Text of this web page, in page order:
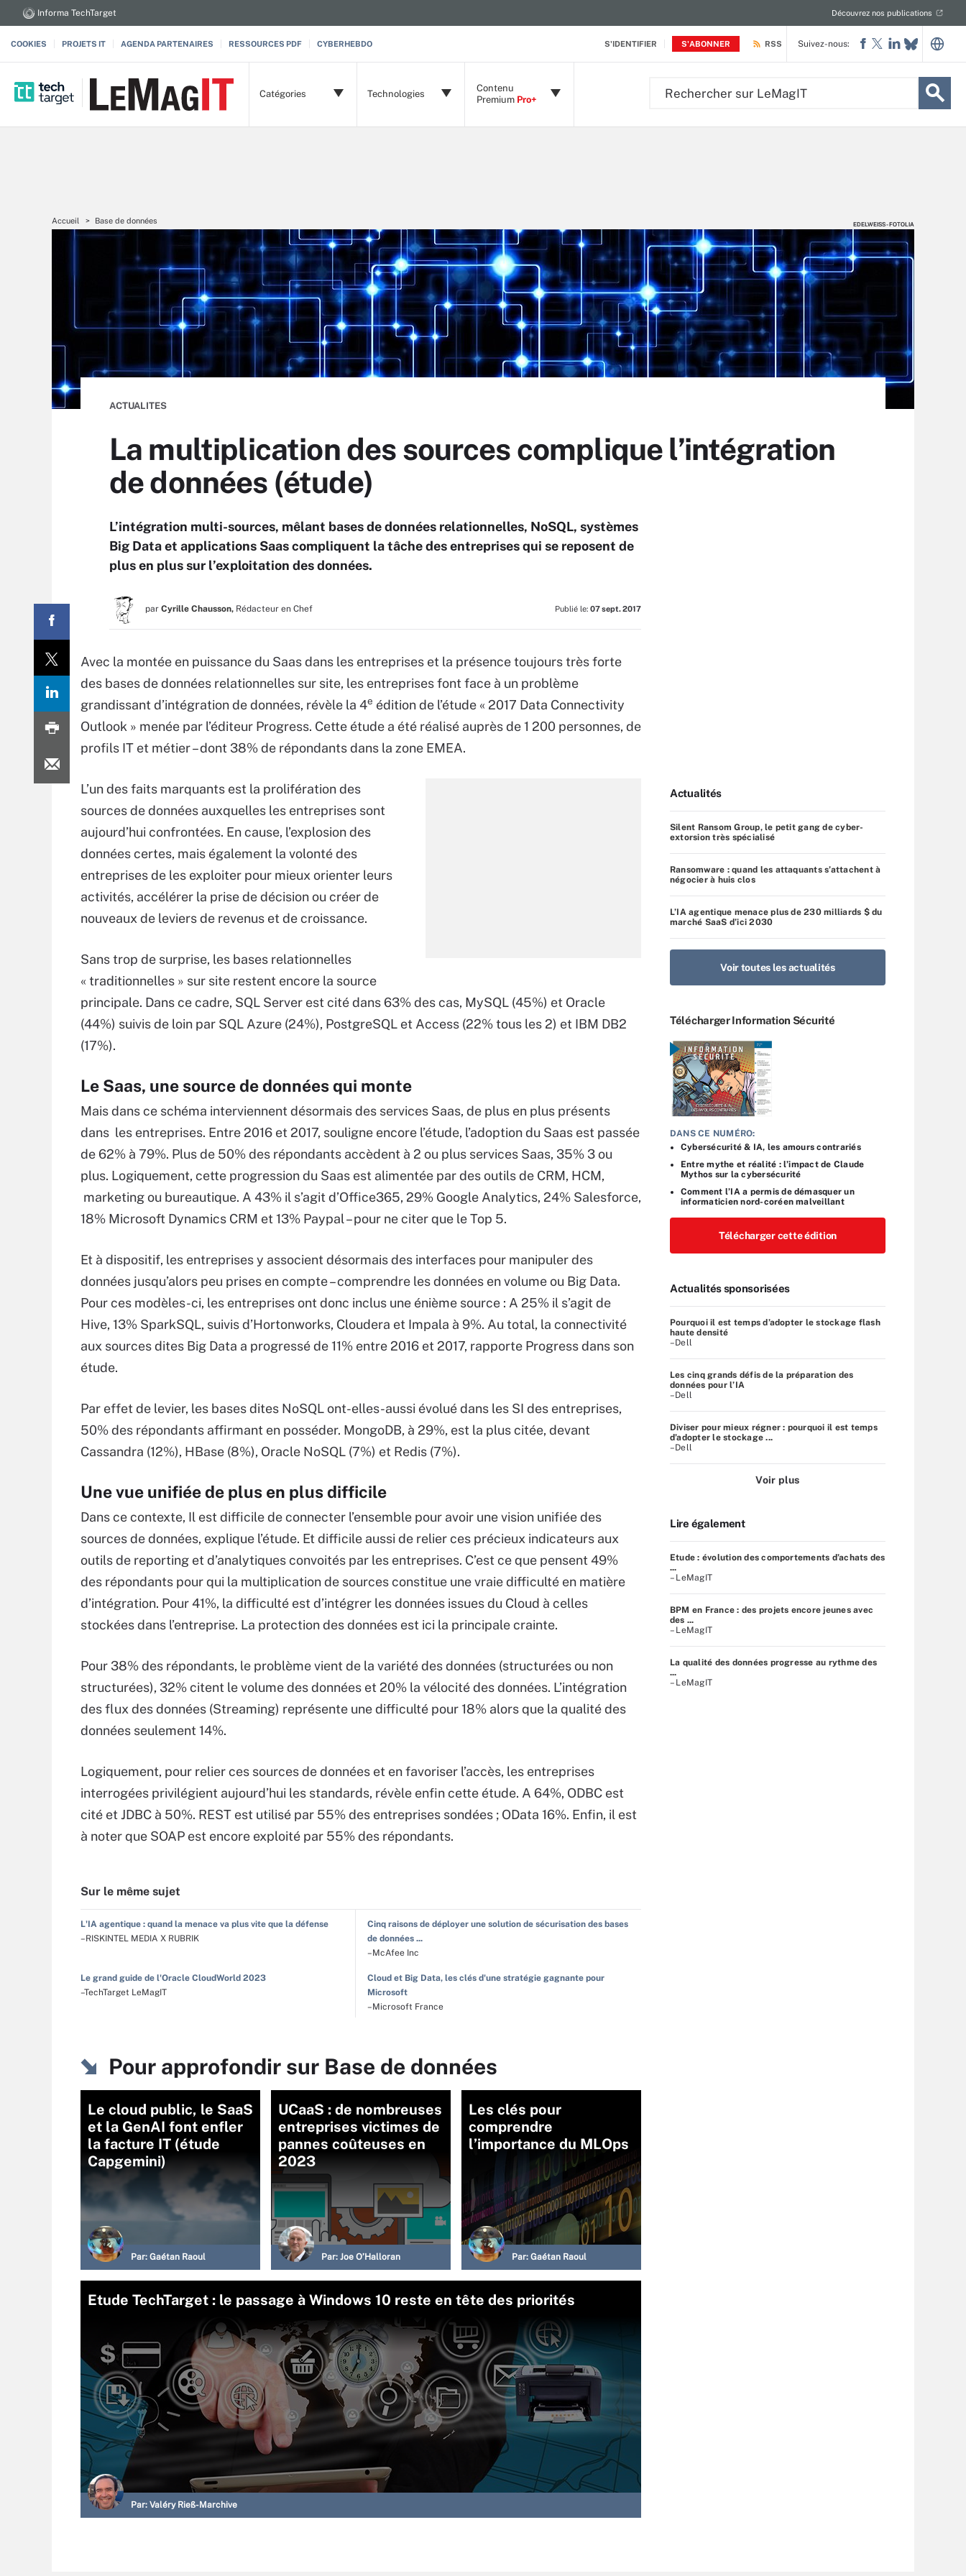
S'IDENTIFIER S'ABONNER
Informa TechTarget Découvrez nos publications
COOKIES PROJETS IT AGENDA PARTENAIRES RESSOURCES PDF CYBERHEBDO RSS
Catégories Technologies
Contenu
Premium Pro+
Suivez-nous:
Accueil Base de données EDELWEISS - FOTOLIA
EDELWEISS - FOTOLIA
ACTUALITES
La multiplication des sources complique l’intégration
de données (étude)
L’intégration multi-sources, mêlant bases de données relationnelles, NoSQL, systèmes
Big Data et applications Saas compliquent la tâche des entreprises qui se reposent de
plus en plus sur l’exploitation des données.
par Cyrille Chausson, Rédacteur en Chef Publié le: 07 sept. 2017
Avec la montée en puissance du Saas dans les entreprises et la présence toujours très forte
des bases de données relationnelles sur site, les entreprises font face à un problème
grandissant d’intégration de données, révèle la 4e édition de l’étude « 2017 Data Connectivity
Outlook » menée par l’éditeur Progress. Cette étude a été réalisé auprès de 1 200 personnes, de
profils IT et métier – dont 38% de répondants dans la zone EMEA.
L’un des faits marquants est la prolifération des
sources de données auxquelles les entreprises sont
aujourd’hui confrontées. En cause, l’explosion des
données certes, mais également la volonté des
entreprises de les exploiter pour mieux orienter leurs
activités, accélérer la prise de décision ou créer de
nouveaux de leviers de revenus et de croissance.
Sans trop de surprise, les bases relationnelles
« traditionnelles » sur site restent encore la source
principale. Dans ce cadre, SQL Server est cité dans 63% des cas, MySQL (45%) et Oracle
(44%) suivis de loin par SQL Azure (24%), PostgreSQL et Access (22% tous les 2) et IBM DB2
(17%).
Le Saas, une source de données qui monte
Mais dans ce schéma interviennent désormais des services Saas, de plus en plus présents
dans les entreprises. Entre 2016 et 2017, souligne encore l’étude, l’adoption du Saas est passée
de 62% à 79%. Plus de 50% des répondants accèdent à 2 ou plus services Saas, 35% 3 ou
plus. Logiquement, cette progression du Saas est alimentée par des outils de CRM, HCM,
marketing ou bureautique. A 43% il s’agit d’Office365, 29% Google Analytics, 24% Salesforce,
18% Microsoft Dynamics CRM et 13% Paypal – pour ne citer que le Top 5.
Et à dispositif, les entreprises y associent désormais des interfaces pour manipuler des
données jusqu’alors peu prises en compte – comprendre les données en volume ou Big Data.
Pour ces modèles-ci, les entreprises ont donc inclus une énième source : A 25% il s’agit de
Hive, 13% SparkSQL, suivis d’Hortonworks, Cloudera et Impala à 9%. Au total, la connectivité
aux sources dites Big Data a progressé de 11% entre 2016 et 2017, rapporte Progress dans son
étude.
Par effet de levier, les bases dites NoSQL ont-elles-aussi évolué dans les SI des entreprises,
50% des répondants affirmant en posséder. MongoDB, à 29%, est la plus citée, devant
Cassandra (12%), HBase (8%), Oracle NoSQL (7%) et Redis (7%).
Une vue unifiée de plus en plus difficile
Dans ce contexte, Il est difficile de connecter l’ensemble pour avoir une vision unifiée des
sources de données, explique l’étude. Et difficile aussi de relier ces précieux indicateurs aux
outils de reporting et d’analytiques convoités par les entreprises. C’est ce que pensent 49%
des répondants pour qui la multiplication de sources constitue une vraie difficulté en matière
d’intégration. Pour 41%, la difficulté est d’intégrer les données issues du Cloud à celles
stockées dans l’entreprise. La protection des données est ici la principale crainte.
Pour 38% des répondants, le problème vient de la variété des données (structurées ou non
structurées), 32% citent le volume des données et 20% la vélocité des données. L’intégration
des flux des données (Streaming) représente une difficulté pour 18% alors que la qualité des
données seulement 14%.
Logiquement, pour relier ces sources de données et en favoriser l’accès, les entreprises
interrogées privilégient aujourd’hui les standards, révèle enfin cette étude. A 64%, ODBC est
cité et JDBC à 50%. REST est utilisé par 55% des entreprises sondées ; OData 16%. Enfin, il est
à noter que SOAP est encore exploité par 55% des répondants.
Sur le même sujet
L'IA agentique : quand la menace va plus vite que la défense
–RISKINTEL MEDIA X RUBRIK
Cinq raisons de déployer une solution de sécurisation des bases
de données ...
–McAfee Inc
Le grand guide de l'Oracle CloudWorld 2023
–TechTarget LeMagIT
Cloud et Big Data, les clés d'une stratégie gagnante pour
Microsoft
–Microsoft France
Pour approfondir sur Base de données
Le cloud public, le SaaS
et la GenAI font enfler
la facture IT (étude
Capgemini)
Par: Gaétan Raoul
UCaaS : de nombreuses
entreprises victimes de
pannes coûteuses en
2023
Par: Joe O’Halloran
Les clés pour
comprendre
l’importance du MLOps
Par: Gaétan Raoul
Etude TechTarget : le passage à Windows 10 reste en tête des priorités
Par: Valéry Rieß-Marchive
Actualités
Silent Ransom Group, le petit gang de cyber-
extorsion très spécialisé
Ransomware : quand les attaquants s’attachent à
négocier à huis clos
L’IA agentique menace plus de 230 milliards $ du
marché SaaS d’ici 2030
Voir toutes les actualités
Télécharger Information Sécurité
DANS CE NUMÉRO:
Cybersécurité & IA, les amours contrariés
Entre mythe et réalité : l’impact de Claude
Mythos sur la cybersécurité
Comment l’IA a permis de démasquer un
informaticien nord-coréen malveillant
Télécharger cette édition
Actualités sponsorisées
Pourquoi il est temps d’adopter le stockage flash
haute densité
–Dell
Les cinq grands défis de la préparation des
données pour l’IA
–Dell
Diviser pour mieux régner : pourquoi il est temps
d’adopter le stockage ...
–Dell
Voir plus
Lire également
Etude : évolution des comportements d’achats des
...
– LeMagIT
BPM en France : des projets encore jeunes avec
des ...
– LeMagIT
La qualité des données progresse au rythme des
...
– LeMagIT